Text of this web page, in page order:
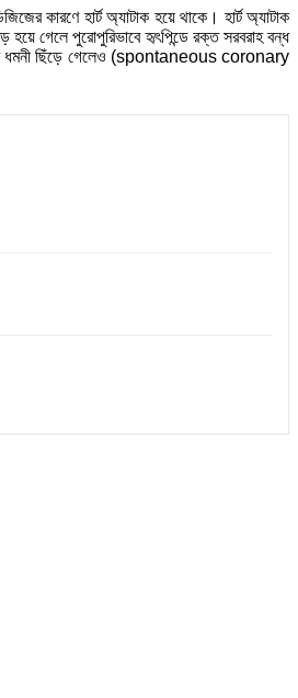
কারণে হার্ট অ্যাটাক হয়ে থাকে। হার্ট অ্যাটাক
গেলে পুরোপুরিভাবে হৃৎপিন্ডে রক্ত সরবরাহ বন্ধ
ধমনী ছিঁড়ে গেলেও (spontaneous coronary